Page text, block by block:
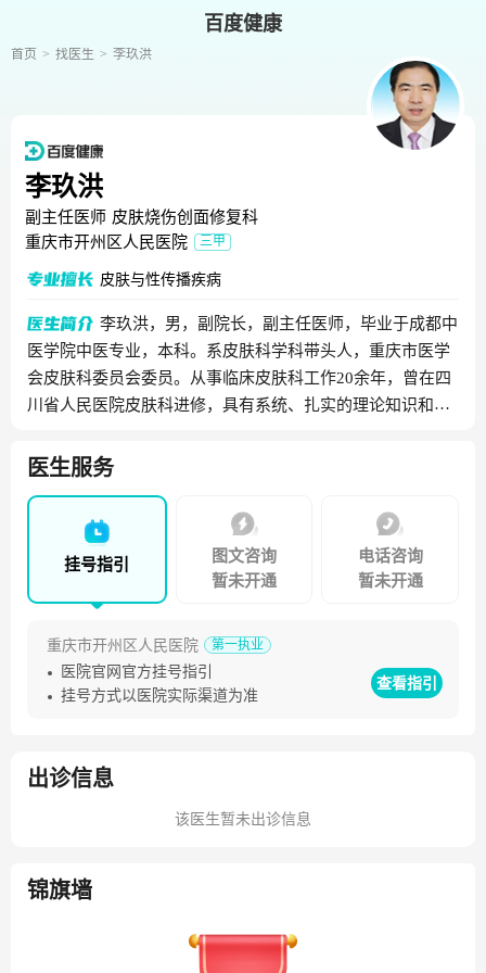
百度健康
首页 找医生 李玖洪
李玖洪
副主任医师 皮肤烧伤创面修复科
重庆市开州区人民医院
三甲
皮肤与性传播疾病
李玖洪，男，副院长，副主任医师，毕业于成都中
医学院中医专业，本科。系皮肤科学科带头人，重庆市医学
会皮肤科委员会委员。从事临床皮肤科工作20余年，曾在四
川省人民医院皮肤科进修，具有系统、扎实的理论知识和丰
很高的威望。在国家级、省级刊物发表论文20余篇。
医生服务
挂号指引
图文咨询
暂未开通
电话咨询
暂未开通
重庆市开州区人民医院 第一执业
医院官网官方挂号指引
挂号方式以医院实际渠道为准
查看指引
出诊信息
该医生暂未出诊信息
锦旗墙